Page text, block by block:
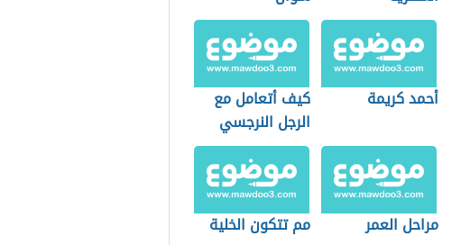
أحمد كريمة
كيف أتعامل مع
الرجل النرجسي
مراحل العمر مم تتكون الخلية